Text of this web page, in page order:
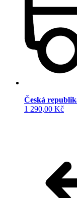
Česká
1 290,00 Kč